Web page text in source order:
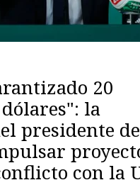
20
la
presidente
con la